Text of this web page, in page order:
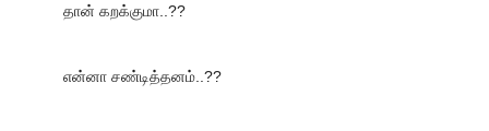
தான் கறக்குமா..??
என்னா சண்டித்தனம்..??